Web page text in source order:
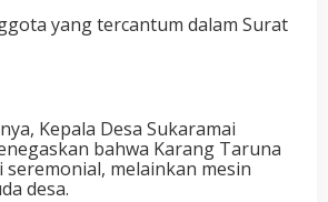
yang tercantum dalam Surat
Kepala Desa Sukaramai
bahwa Karang Taruna
melainkan mesin
desa.